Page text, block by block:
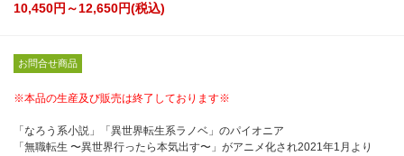
10,450円～12,650円(税込)
お問合せ商品
※本品の生産及び販売は終了しております※
「なろう系小説」「異世界転生系ラノベ」のパイオニア
「無職転生 〜異世界行ったら本気出す〜」がアニメ化され2021年1月より